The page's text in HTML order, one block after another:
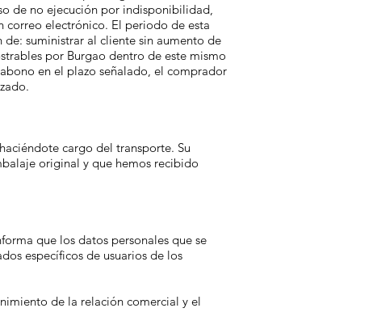
de no ejecución por indisponibilidad,
electrónico. El periodo de esta
suministrar al cliente sin aumento de
por Burgao dentro de este mismo
en el plazo señalado, el comprador
cargo del transporte. Su
original y que hemos recibido
que los datos personales que se
específicos de usuarios de los
de la relación comercial y el